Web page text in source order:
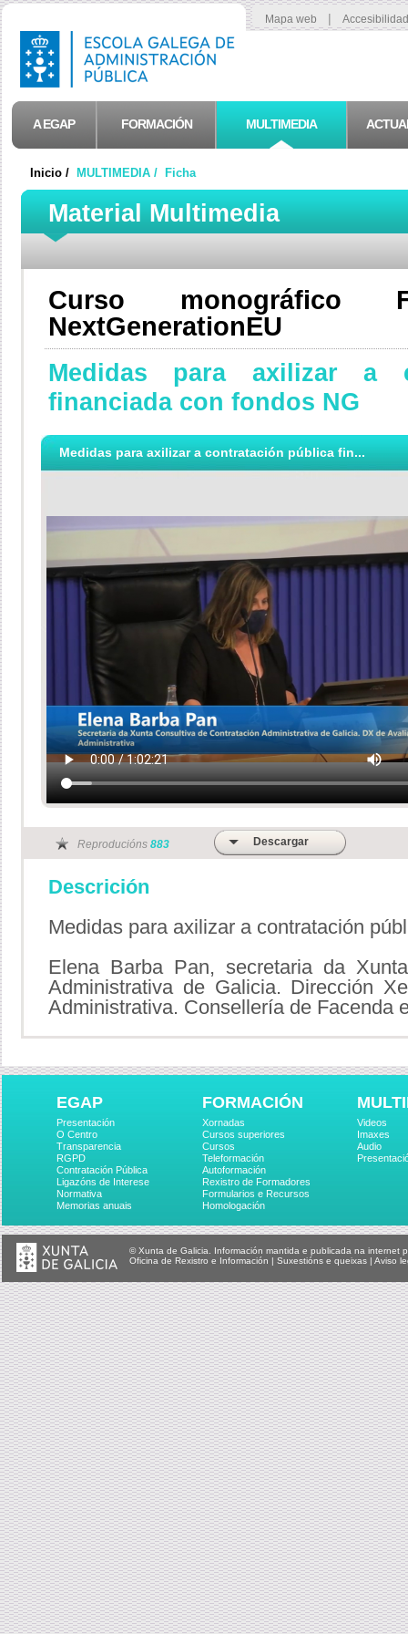
Mapa web |
A EGAP FORMACIÓN MULTIMEDIA
Inicio / MULTIMEDIA / Ficha
Material Multimedia
Curso monográfico
NextGenerationEU
Medidas para axilizar a
financiada con fondos NG
Medidas para axilizar a contratación pública fin...
Reproducións 883 Descargar
Descrición
Medidas para axilizar a contratación
Elena Barba Pan, secretaria da
Administrativa de Galicia. Dirección
Administrativa. Consellería de Facenda
EGAP
Presentación
O Centro
Transparencia
RGPD
Contratación Pública
Ligazóns de Interese
Normativa
Memorias anuais
FORMACIÓN
Xornadas
Cursos superiores
Cursos
Teleformación
Autoformación
Rexistro de Formadores
Formularios e Recursos
Homologación
Videos
Imaxes
Audio
© Xunta de Galicia. Información mantida e publicada na internet
Oficina de Rexistro e Información | Suxestións e queixas | Aviso